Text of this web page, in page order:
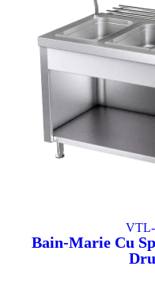
Bain-Marie Cu